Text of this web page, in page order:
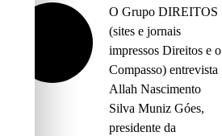
O Grupo DIREITOS
(sites e jornais
impressos Direitos e o
Compasso) entrevista
Allah Nascimento
Silva Muniz Góes,
presidente da